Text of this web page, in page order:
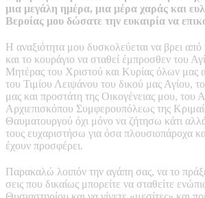
μια μεγάλη ημέρα, μια μέρα χαράς και
Βεροίας μου δώσατε την ευκαιρία να
Η αναξιότητα μου δυσκολεύεται να βρει
και το κουράγιο να σταθεί έμπροσθεν του
Μητέρας του Χριστού και Κυρίας όλων μας
του Τιμίου Λειψάνου του δικού μας Αγίου,
μας και προστάτη της Οικογένειας μου, του
Αρχιεπισκόπου Συμφερουπόλεως της
Θαυματουργού όχι μόνο να ζήτησω κάτι
τους ευχαριστήσω για όσα πλουσιοπάροχα
έχουν προσφέρει.
Παρακαλώ λοιπόν την αγάπη σας, να το
σεις που δικαίως μπορείτε να σταθείτε